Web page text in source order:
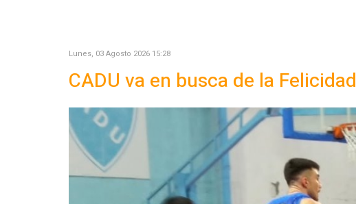
Lunes, 03 Agosto 2026 15:28
CADU va en busca de la Felicidad